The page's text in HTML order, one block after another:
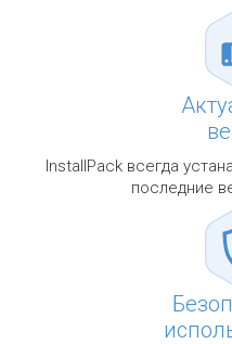
InstallPack всегда
последние